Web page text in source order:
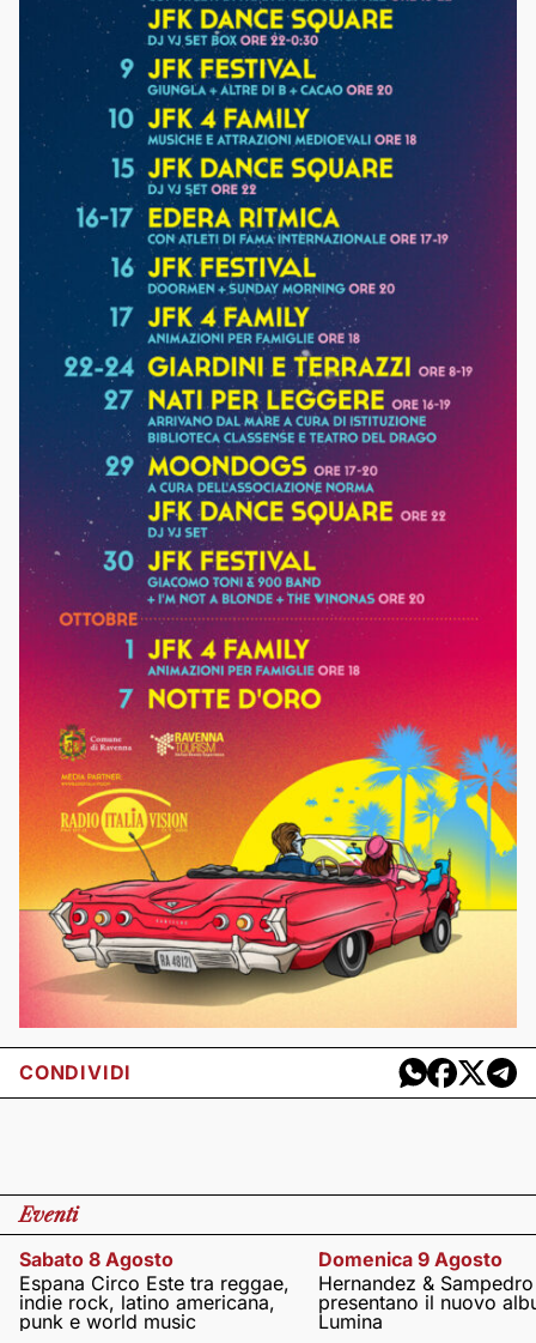
CONDIVIDI
Eventi
Sabato 8 Agosto
Espana Circo Este tra reggae,
indie rock, latino americana,
punk e world music
Domenica 9 Agosto
Hernandez & Sampedro
presentano il nuovo
Lumina